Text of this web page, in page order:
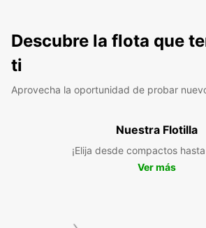
Descubre la flota que
ti
Aprovecha la oportunidad de probar
Nuestra Flotilla
¡Elija desde compactos
Ver más